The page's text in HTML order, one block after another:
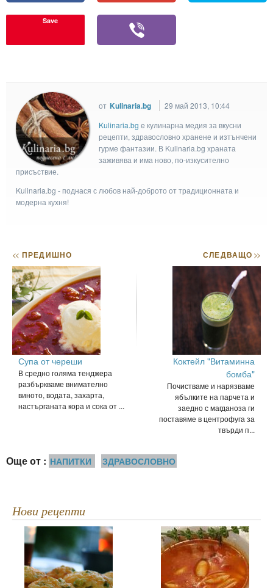
Save
от Kulinaria.bg
29 май 2013, 10:44
Kulinaria.bg e кулинарна медия за вкусни
рецепти, здравословно хранене и изтънчени
гурме фантазии. В Kulinaria.bg храната
заживява и има ново, по-изкусително
присъствие.
Kulinaria.bg - поднася с любов най-доброто от традиционната и
модерна кухня!
<< ПРЕДИШНО
Супа от череши
В средно голяма тенджера
разбъркваме внимателно
виното, водата, захарта,
настърганата кора и сока от ...
СЛЕДВАЩО>>
Коктейл "Витаминна
бомба"
Почистваме и нарязваме
ябълките на парчета и
заедно с магданоза ги
поставяме в центрофуга за
твърди п...
Още от : НАПИТКИ ЗДРАВОСЛОВНО
Нови рецепти